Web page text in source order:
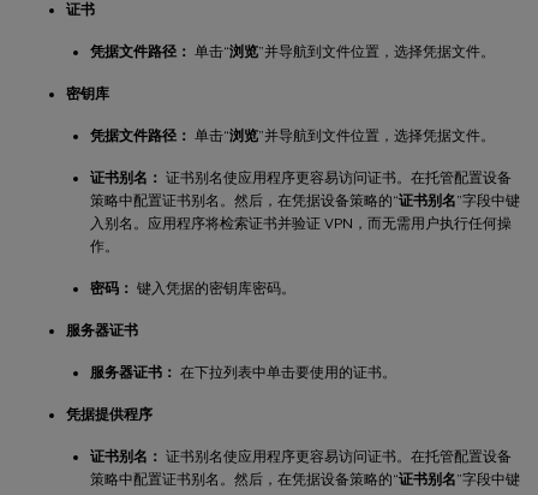
证书
凭据文件路径： 单击“浏览”并导航到文件位置，选择凭据文件。
密钥库
凭据文件路径： 单击“浏览”并导航到文件位置，选择凭据文件。
证书别名： 证书别名使应用程序更容易访问证书。在托管配置设备
策略中配置证书别名。然后，在凭据设备策略的“证书别名”字段中键
入别名。应用程序将检索证书并验证 VPN，而无需用户执行任何操
作。
密码： 键入凭据的密钥库密码。
服务器证书
服务器证书： 在下拉列表中单击要使用的证书。
凭据提供程序
证书别名： 证书别名使应用程序更容易访问证书。在托管配置设备
策略中配置证书别名。然后，在凭据设备策略的“证书别名”字段中键